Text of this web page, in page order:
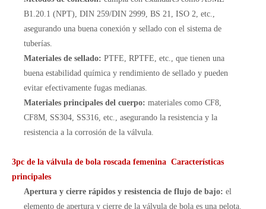
B1.20.1 (NPT), DIN 259/DIN 2999, BS 21, ISO 2, etc.,
asegurando una buena conexión y sellado con el sistema de
tuberías.
Materiales de sellado: PTFE, RPTFE, etc., que tienen una
buena estabilidad química y rendimiento de sellado y pueden
evitar efectivamente fugas medianas.
Materiales principales del cuerpo: materiales como CF8,
CF8M, SS304, SS316, etc., asegurando la resistencia y la
resistencia a la corrosión de la válvula.
3pc de la válvula de bola roscada femenina Características
principales
Apertura y cierre rápidos y resistencia de flujo de bajo: el
elemento de apertura y cierre de la válvula de bola es una pelota.